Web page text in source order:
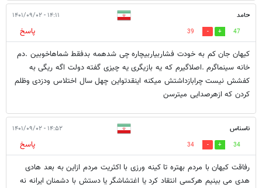
حامد ۱۴:۱۱ - ۱۴۰۱/۰۹/۰۲
47
39
پاسخ
کیهان جان کم به خودت فشاربیاربیچاره چی شدهمه بدفقط شماهاخوبین .دم
خانه سینماگرم .اصلاگیرم که یه بازیگری یه چیزی گفته دولت اگه ریگی به
کفشش نیست چرابازداشتش میکنه اینقدتواین چهل سال اختلاس ودزدی وظلم
کردن که ازهرصدایی میترسن
ناسناس ۱۴:۵۲ - ۱۴۰۱/۰۹/۰۲
34
34
پاسخ
رفاقت کیهان با مردم بهتره تا کینه ورزی با اکثریت مردم ازاین به بعد هادی
هدی می بینیم هرکسی انتقاد کرد یا اغتشاشگر یا دستش با دشمنان ایرانه نه